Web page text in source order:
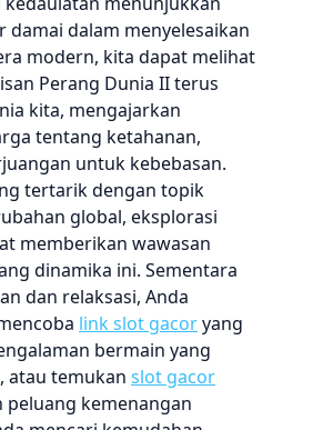
damai dalam menyelesaikan
modern, kita dapat melihat
Perang Dunia II terus
kita, mengajarkan
tentang ketahanan,
untuk kebebasan.
tertarik dengan topik
global, eksplorasi
memberikan wawasan
dinamika ini. Sementara
dan relaksasi, Anda
link slot gacoryang
bermain yang
atau temukan slot gacor
peluang kemenangan